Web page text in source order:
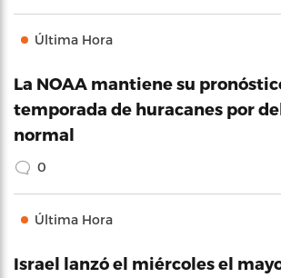
Última Hora
La NOAA mantiene su
temporada de huracanes por
normal
0
Última Hora
Israel lanzó el miércoles el